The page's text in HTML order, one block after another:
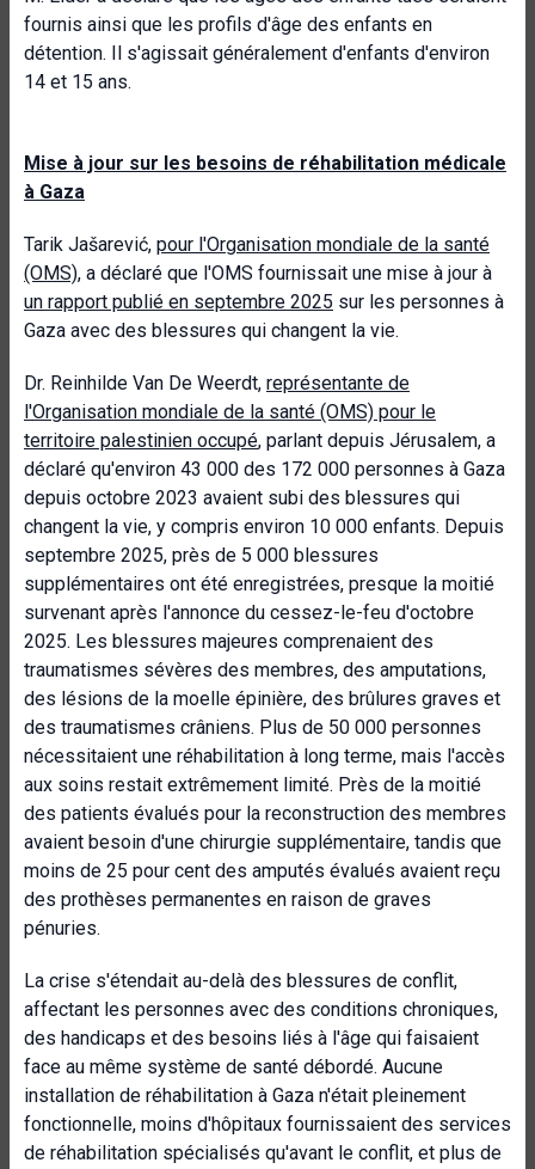
fournis ainsi que les profils d'âge des enfants en
détention. Il s'agissait généralement d'enfants d'environ
14 et 15 ans.
Mise à jour sur les besoins de réhabilitation médicale
à Gaza
Tarik Jašarević, pour l'Organisation mondiale de la santé
(OMS), a déclaré que l'OMS fournissait une mise à jour à
un rapport publié en septembre 2025 sur les personnes à
Gaza avec des blessures qui changent la vie.
Dr. Reinhilde Van De Weerdt, représentante de
l'Organisation mondiale de la santé (OMS) pour le
territoire palestinien occupé, parlant depuis Jérusalem, a
déclaré qu'environ 43 000 des 172 000 personnes à Gaza
depuis octobre 2023 avaient subi des blessures qui
changent la vie, y compris environ 10 000 enfants. Depuis
septembre 2025, près de 5 000 blessures
supplémentaires ont été enregistrées, presque la moitié
survenant après l'annonce du cessez-le-feu d'octobre
2025. Les blessures majeures comprenaient des
traumatismes sévères des membres, des amputations,
des lésions de la moelle épinière, des brûlures graves et
des traumatismes crâniens. Plus de 50 000 personnes
nécessitaient une réhabilitation à long terme, mais l'accès
aux soins restait extrêmement limité. Près de la moitié
des patients évalués pour la reconstruction des membres
avaient besoin d'une chirurgie supplémentaire, tandis que
moins de 25 pour cent des amputés évalués avaient reçu
des prothèses permanentes en raison de graves
pénuries.
La crise s'étendait au-delà des blessures de conflit,
affectant les personnes avec des conditions chroniques,
des handicaps et des besoins liés à l'âge qui faisaient
face au même système de santé débordé. Aucune
installation de réhabilitation à Gaza n'était pleinement
fonctionnelle, moins d'hôpitaux fournissaient des services
de réhabilitation spécialisés qu'avant le conflit, et plus de